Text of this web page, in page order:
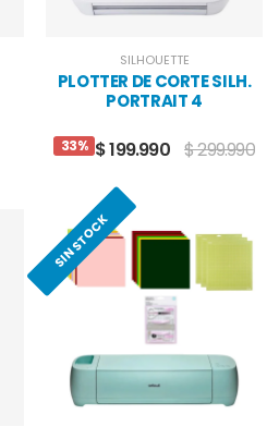
SILHOUETTE
PLOTTER DE CORTE SILH.
PORTRAIT 4
33% $ 199.990 $ 299.990
SIN STOCK